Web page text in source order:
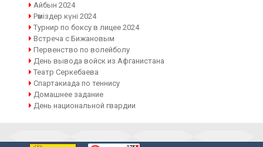
Айбын 2024
Рәміздер күні 2024
Турнир по боксу в лицее 2024
Встреча с Бижановым
Первенство по волейболу
День вывода войск из Афганистана
Театр Серкебаева
Спартакиада по теннису
Домашнее задание
День национальной гвардии